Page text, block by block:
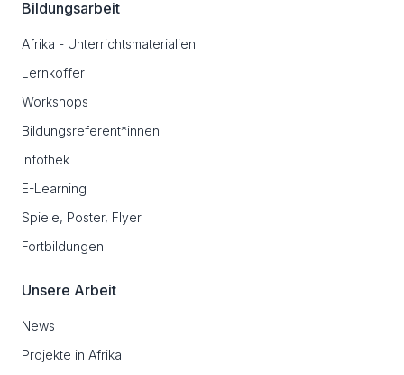
Bildungsarbeit
Afrika - Unterrichtsmaterialien
Lernkoffer
Workshops
Bildungsreferent*innen
Infothek
E-Learning
Spiele, Poster, Flyer
Fortbildungen
Unsere Arbeit
News
Projekte in Afrika